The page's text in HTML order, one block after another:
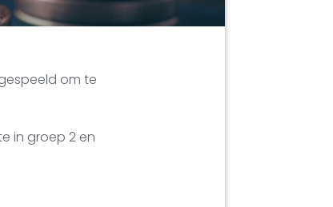
om te
in groep 2 en